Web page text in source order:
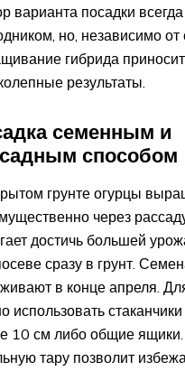
варианта посадки всегда
но, независимо от
гибрида приносит
результаты.
семенным и
способом
грунте огурцы
через
достичь большей
сразу в грунт.
в конце апреля.
использовать
10 см либо общие
тару позволит